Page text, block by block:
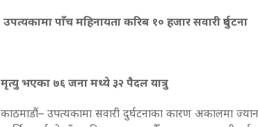
उपत्यकामा पाँच महिनायता करिब १० हजार सवारी दुर्घटना
मृत्यु भएका ७६ जना मध्ये ३२ पैदल यात्रु
काठमाडाैं– उपत्यकामा सवारी दुर्घटनाका कारण अकालमा